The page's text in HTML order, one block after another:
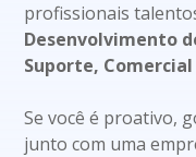
profissionais
Desenvolvimento
Suporte,
Se você é proativo,
junto com uma